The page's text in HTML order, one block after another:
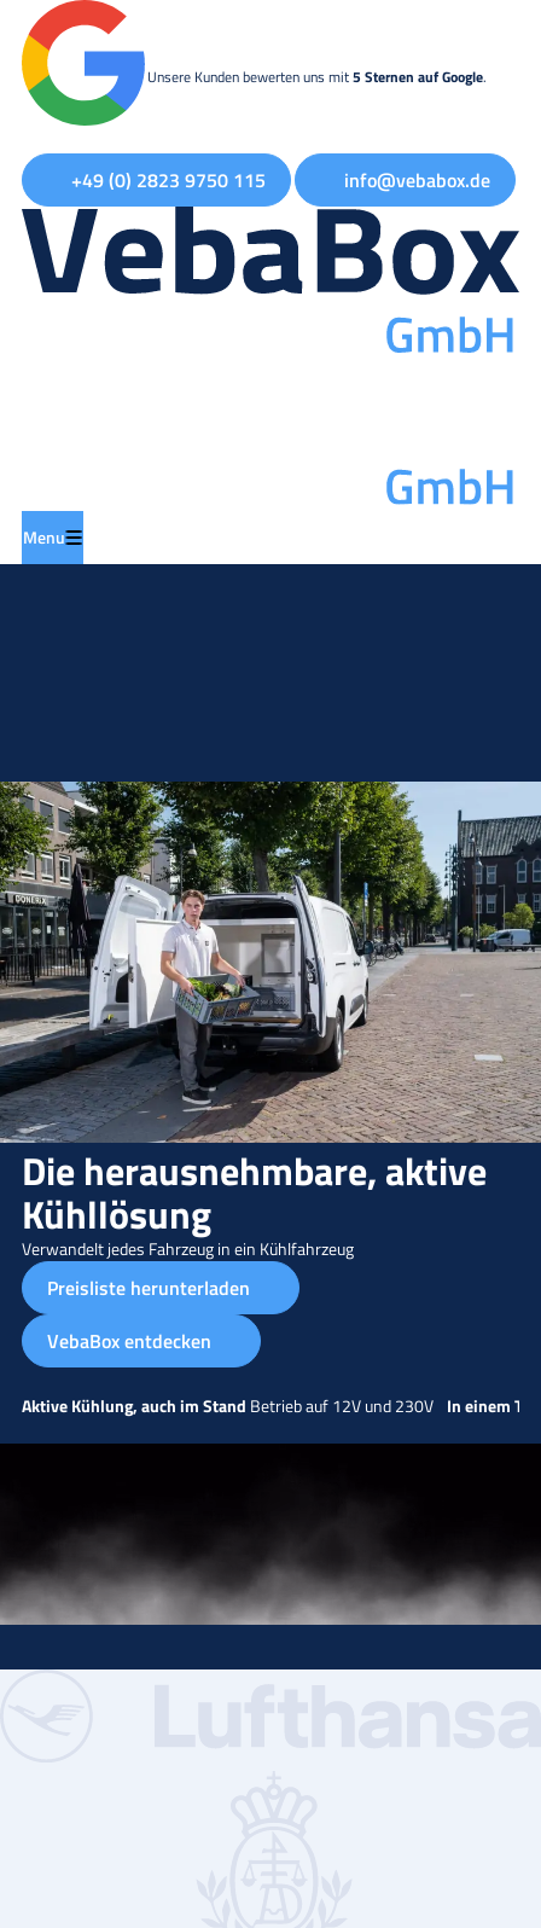
Unsere Kunden bewerten uns mit5 Sternen auf Google.
+49 (0) 2823 9750 115 info@vebabox.de
Menu
Die herausnehmbare, aktive
Kühllösung
Verwandelt jedes Fahrzeug in ein Kühlfahrzeug
Preisliste herunterladen
VebaBox entdecken
Aktive Kühlung, auch im Stand Betrieb auf 12V und 230V In einem